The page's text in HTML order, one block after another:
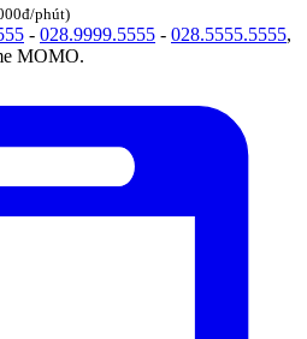
phút)
- 028.9999.5555 - 028.5555.5555,
MOMO.